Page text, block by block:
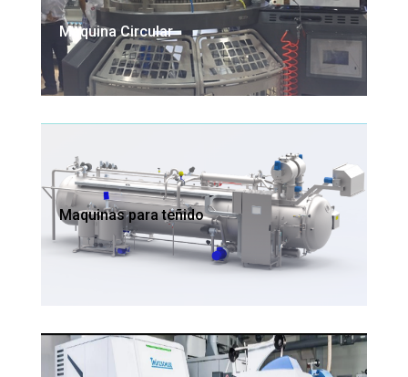
Maquina Circular
Maquinas para teñido